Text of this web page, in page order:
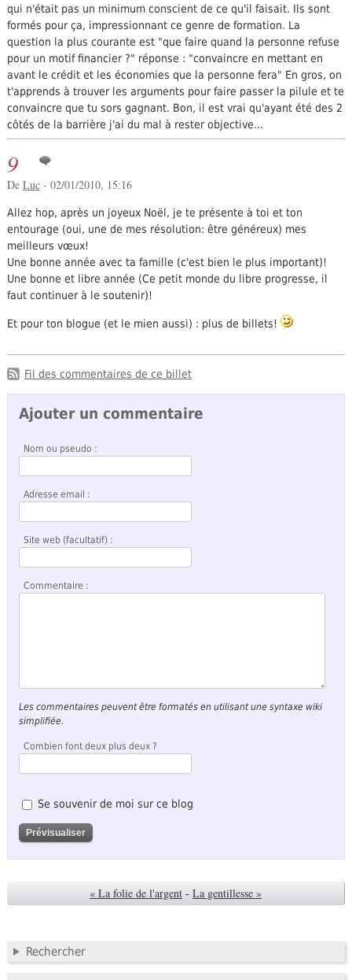
qui n'était pas un minimum conscient de ce qu'il faisait. Ils sont
formés pour ça, impressionnant ce genre de formation. La
question la plus courante est "que faire quand la personne refuse
pour un motif financier ?" réponse : "convaincre en mettant en
avant le crédit et les économies que la personne fera" En gros, on
t'apprends à trouver les arguments pour faire passer la pilule et te
convaincre que tu sors gagnant. Bon, il est vrai qu'ayant été des 2
côtés de la barrière j'ai du mal à rester objective...
9
De Luc- 02/01/2010, 15:16
Allez hop, après un joyeux Noël, je te présente à toi et ton
entourage (oui, une de mes résolution: être généreux) mes
meilleurs vœux!
Une bonne année avec ta famille (c'est bien le plus important)!
Une bonne et libre année (Ce petit monde du libre progresse, il
faut continuer à le soutenir)!
Et pour ton blogue (et le mien aussi) : plus de billets!
Fil des commentaires de ce billet
Ajouter un commentaire
Nom ou pseudo :
Adresse email :
Site web (facultatif) :
Commentaire :
Les commentaires peuvent être formatés en utilisant une syntaxe wiki
simplifiée.
Combien font deux plus deux ?
Se souvenir de moi sur ce blog
« La folie de l'argent - La gentillesse »
Rechercher